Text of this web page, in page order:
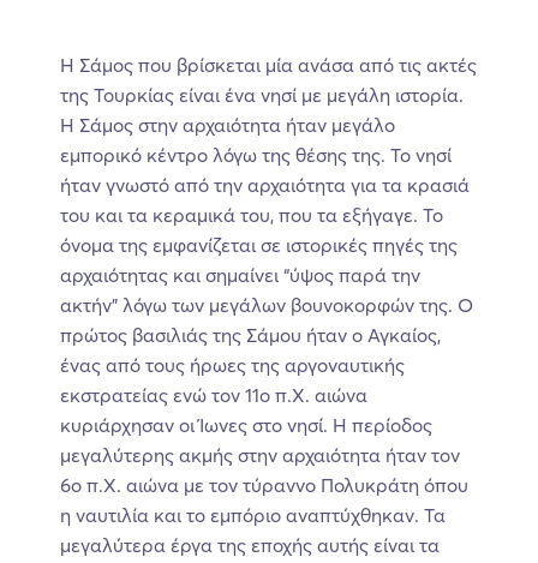
Η Σάμος που βρίσκεται μία ανάσα από τις ακτές
της Τουρκίας είναι ένα νησί με μεγάλη ιστορία.
Η Σάμος στην αρχαιότητα ήταν μεγάλο
εμπορικό κέντρο λόγω της θέσης της. Το νησί
ήταν γνωστό από την αρχαιότητα για τα κρασιά
του και τα κεραμικά του, που τα εξήγαγε. Το
όνομα της εμφανίζεται σε ιστορικές πηγές της
αρχαιότητας και σημαίνει “ύψος παρά την
ακτήν” λόγω των μεγάλων βουνοκορφών της. Ο
πρώτος βασιλιάς της Σάμου ήταν ο Αγκαίος,
ένας από τους ήρωες της αργοναυτικής
εκστρατείας ενώ τον 11ο π.Χ. αιώνα
κυριάρχησαν οι Ίωνες στο νησί. Η περίοδος
μεγαλύτερης ακμής στην αρχαιότητα ήταν τον
6ο π.Χ. αιώνα με τον τύραννο Πολυκράτη όπου
η ναυτιλία και το εμπόριο αναπτύχθηκαν. Τα
μεγαλύτερα έργα της εποχής αυτής είναι τα